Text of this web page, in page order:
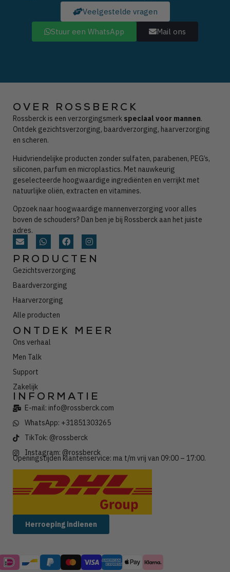
Veelgestelde vragen
Stuur een WhatsApp Mail ons
OVER ROSSBERCK
Rossberck is een verzorgingsmerk speciaal voor mannen.
Ontdek gezichtsverzorging, baardverzorging, haarverzorging
en scheren.
Huidvriendelijke producten zonder sulfaten, parabenen, PEG’s,
siliconen, parfum en microplastics. Met nauwkeurig
geselecteerde hoogwaardige ingrediënten en verrijkt met
natuurlijke oliën, extracten en vitamines.
Opzoek naar hoogwaardige mannenverzorging voor alles
boven de schouders? Dan ben je bij Rossberck aan het juiste
adres.
PRODUCTEN
Gezichtsverzorging
Baardverzorging
Haarverzorging
Alle producten
ONTDEK MEER
Ons verhaal
Men Talk
Support
Zakelijk
INFORMATIE
E-mail: info@rossberck.com
WhatsApp: +31851303265
TikTok: @rossberck
Instagram: @rossberck
Openingstijden klantenservice: ma t/m vrij van 09:00 – 17:00.
Wij verzenden met:
Herroeping indienen